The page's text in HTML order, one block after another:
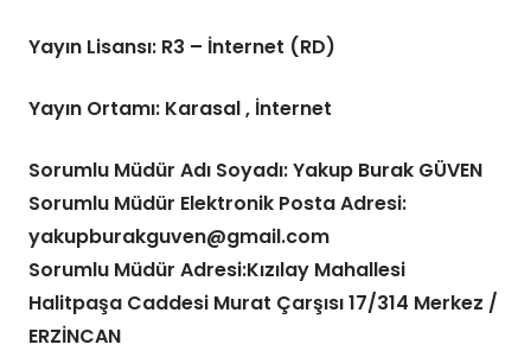
Yayın Lisansı: R3 – İnternet (RD)
Yayın Ortamı: Karasal , İnternet
Sorumlu Müdür Adı Soyadı: Yakup Burak GÜVEN
Sorumlu Müdür Elektronik Posta Adresi:
yakupburakguven@gmail.com
Sorumlu Müdür Adresi:Kızılay Mahallesi
Halitpaşa Caddesi Murat Çarşısı 17/314 Merkez /
ERZİNCAN